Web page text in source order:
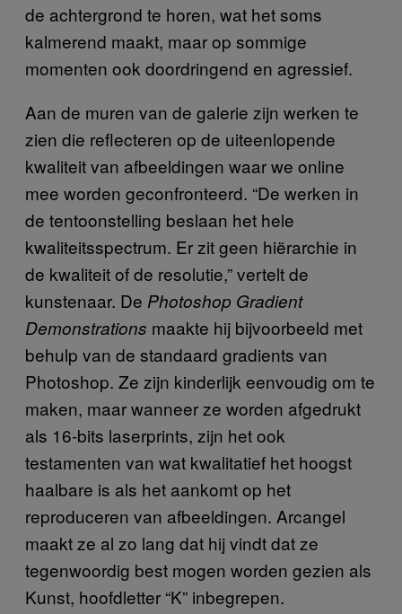
de achtergrond te horen, wat het soms
kalmerend maakt, maar op sommige
momenten ook doordringend en agressief.
Aan de muren van de galerie zijn werken te
zien die reflecteren op de uiteenlopende
kwaliteit van afbeeldingen waar we online
mee worden geconfronteerd. “De werken in
de tentoonstelling beslaan het hele
kwaliteitsspectrum. Er zit geen hiërarchie in
de kwaliteit of de resolutie,” vertelt de
kunstenaar. De Photoshop Gradient
Demonstrations maakte hij bijvoorbeeld met
behulp van de standaard gradients van
Photoshop. Ze zijn kinderlijk eenvoudig om te
maken, maar wanneer ze worden afgedrukt
als 16-bits laserprints, zijn het ook
testamenten van wat kwalitatief het hoogst
haalbare is als het aankomt op het
reproduceren van afbeeldingen. Arcangel
maakt ze al zo lang dat hij vindt dat ze
tegenwoordig best mogen worden gezien als
Kunst, hoofdletter “K” inbegrepen.